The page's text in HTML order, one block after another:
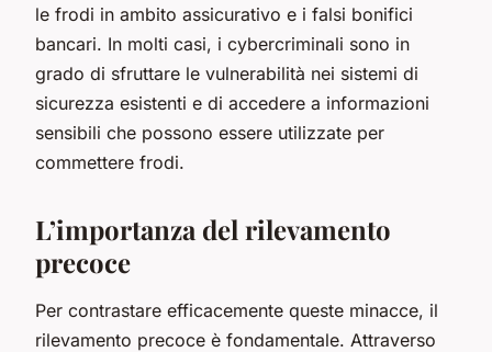
le frodi in ambito assicurativo e i falsi bonifici
bancari. In molti casi, i cybercriminali sono in
grado di sfruttare le vulnerabilità nei sistemi di
sicurezza esistenti e di accedere a informazioni
sensibili che possono essere utilizzate per
commettere frodi.
L’importanza del rilevamento
precoce
Per contrastare efficacemente queste minacce, il
rilevamento precoce è fondamentale. Attraverso